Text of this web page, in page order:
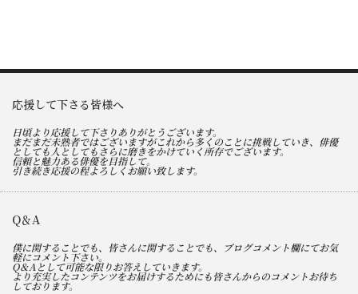
応援して下さる皆様へ
日頃より応援して下さりありがとうございます。
まだまだ未熟者ではございますがこれから多くのことに挑戦していき、俳優
としても人としてもさらに磨きをかけていく所存でございます。
信頼と魅力ある俳優を目指して。
引き続き応援の程よろしくお願い致します。
Q＆A
僕に関することでも、皆さんに関することでも、ブログコメント欄にてお気
軽にコメント下さい。
Q＆Aとして可能な限りお答えしていきます。
より充実したコンテンツをお届けするためにも皆さんからのコメントお待ち
しております。